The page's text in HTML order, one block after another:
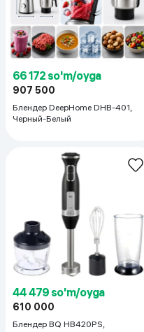
66 172 so'm/oyga
907 500
Блендер DeepHome DHB-401,
Черный-Белый
44 479 so'm/oyga
610 000
Блендер BQ HB420PS,